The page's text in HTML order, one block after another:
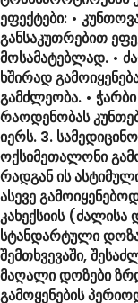
ეფექტები: •
განსაკუთრებით
მოსამატებლად. •
ხშირად
გამძლეობა. •
რაოდენობას
იერს. 3.
ოქსიმეთალონი
რადგან ის
ასევე
კახექსიის
სტანდარტული
შემთხვევაში,
მაღალი დოზები
გამოყენების